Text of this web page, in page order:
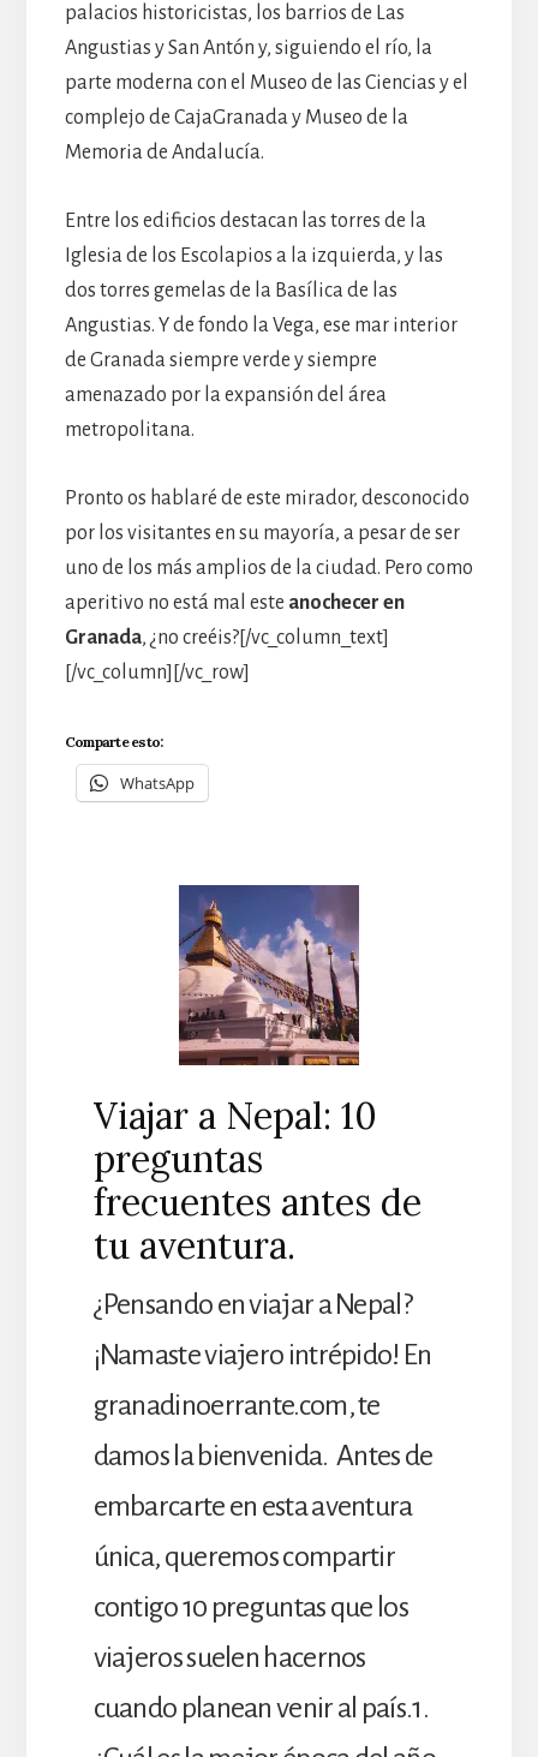
palacios historicistas, los barrios de Las
Angustias y San Antón y, siguiendo el río, la
parte moderna con el Museo de las Ciencias y el
complejo de CajaGranada y Museo de la
Memoria de Andalucía.
Entre los edificios destacan las torres de la
Iglesia de los Escolapios a la izquierda, y las
dos torres gemelas de la Basílica de las
Angustias. Y de fondo la Vega, ese mar interior
de Granada siempre verde y siempre
amenazado por la expansión del área
metropolitana.
Pronto os hablaré de este mirador, desconocido
por los visitantes en su mayoría, a pesar de ser
uno de los más amplios de la ciudad. Pero como
aperitivo no está mal este anochecer en
Granada, ¿no creéis?[/vc_column_text]
[/vc_column][/vc_row]
Comparte esto:
WhatsApp
Viajar a Nepal: 10
preguntas
frecuentes antes de
tu aventura.
¿Pensando en viajar a Nepal?
¡Namaste viajero intrépido! En
granadinoerrante.com, te
damos la bienvenida. Antes de
embarcarte en esta aventura
única, queremos compartir
contigo 10 preguntas que los
viajeros suelen hacernos
cuando planean venir al país.1.